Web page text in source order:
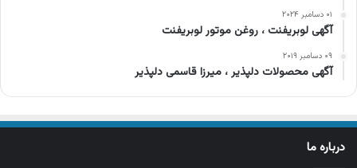
۰۱ دسامبر ۲۰۲۴
آگهی لوبریفنت ، روغن موتور لوبریفنت
۰۹ دسامبر ۲۰۱۹
آگهی محصولات دلپذیر ، میرزا قاسمی دلپذیر
درباره ما